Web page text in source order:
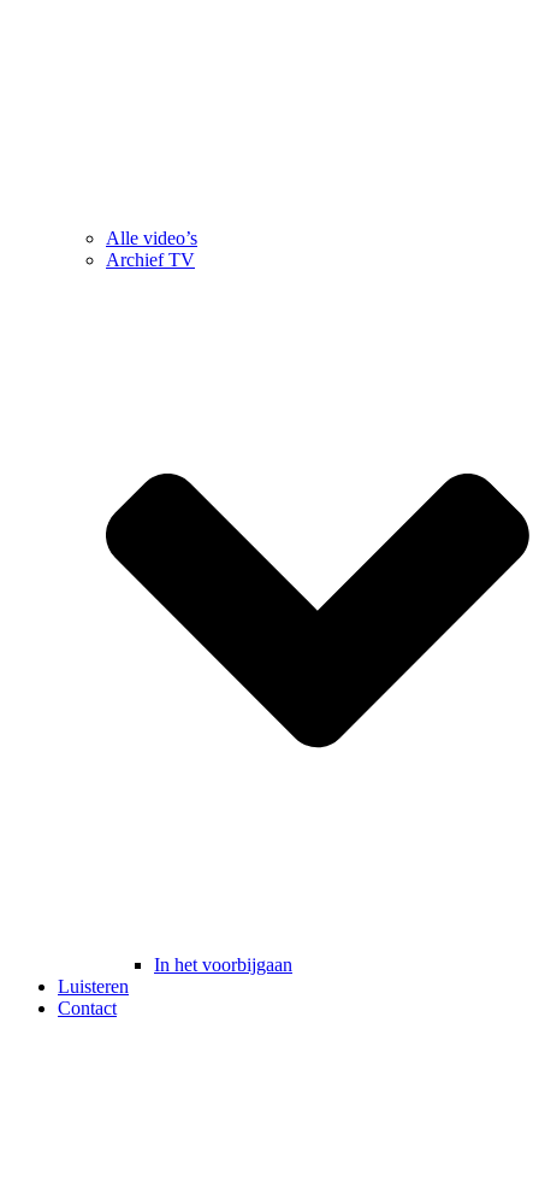
Alle video’s
Archief TV
In het voorbijgaan
Luisteren
Contact